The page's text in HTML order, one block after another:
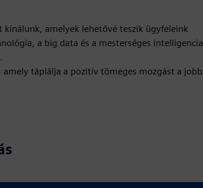
kínálunk, amelyek lehetővé teszik ügyfeleink
a big data és a mesterséges intelligencia
táplálja a pozitív tömeges mozgást a jobb